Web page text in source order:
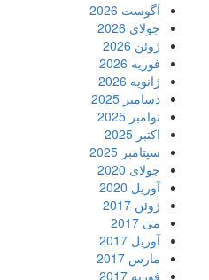
آگوست 2026
جولای 2026
ژوئن 2026
فوریه 2026
ژانویه 2026
دسامبر 2025
نوامبر 2025
اکتبر 2025
سپتامبر 2025
جولای 2020
آوریل 2020
ژوئن 2017
می 2017
آوریل 2017
مارس 2017
فوریه 2017